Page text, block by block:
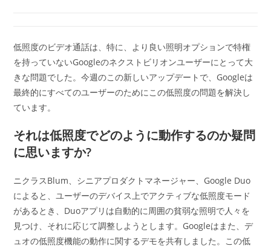
低照度のビデオ通話は、特に、より良い照明オプションで特権
を持っていないGoogleのネクストビリオンユーザーにとって大
きな問題でした。今週のこの新しいアップデートで、Googleは
最終的にすべてのユーザーのためにこの低照度の問題を解決し
ています。
それは低照度でどのように動作するのか疑問
に思いますか?
ニクラスBlum、シニアプロダクトマネージャー、Google Duo
によると、ユーザーのデバイス上でアクティブな低照度モード
があるとき、Duoアプリは自動的に周囲の貧弱な照明で人々を
見つけ、それに応じて調整しようとします。Googleはまた、デ
ュオの低照度機能の動作に関するデモを共有しました。この低